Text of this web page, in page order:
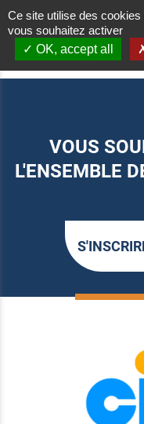
VOUS
L'ENSEMBLE
Ce site utilise des
vous souhaitez activer
OK, accept all